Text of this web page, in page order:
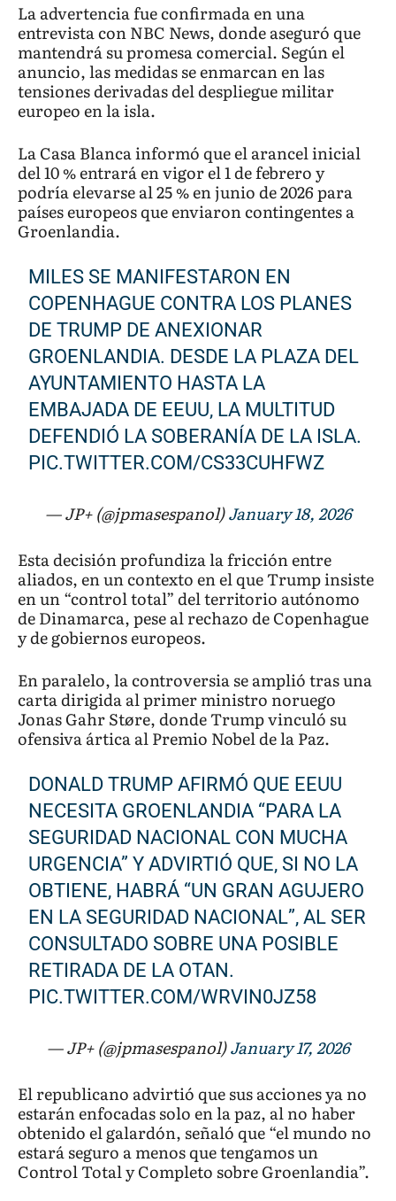
La advertencia fue confirmada en una
entrevista con NBC News, donde aseguró que
mantendrá su promesa comercial. Según el
anuncio, las medidas se enmarcan en las
tensiones derivadas del despliegue militar
europeo en la isla.
La Casa Blanca informó que el arancel inicial
del 10 % entrará en vigor el 1 de febrero y
podría elevarse al 25 % en junio de 2026 para
países europeos que enviaron contingentes a
Groenlandia.
MILES SE MANIFESTARON EN
COPENHAGUE CONTRA LOS PLANES
DE TRUMP DE ANEXIONAR
GROENLANDIA. DESDE LA PLAZA DEL
AYUNTAMIENTO HASTA LA
EMBAJADA DE EEUU, LA MULTITUD
DEFENDIÓ LA SOBERANÍA DE LA ISLA.
PIC.TWITTER.COM/CS33CUHFWZ
— JP+ (@jpmasespanol)January 18, 2026
Esta decisión profundiza la fricción entre
aliados, en un contexto en el que Trump insiste
en un “control total” del territorio autónomo
de Dinamarca, pese al rechazo de Copenhague
y de gobiernos europeos.
En paralelo, la controversia se amplió tras una
carta dirigida al primer ministro noruego
Jonas Gahr Støre, donde Trump vinculó su
ofensiva ártica al Premio Nobel de la Paz.
DONALD TRUMP AFIRMÓ QUE EEUU
NECESITA GROENLANDIA “PARA LA
SEGURIDAD NACIONAL CON MUCHA
URGENCIA” Y ADVIRTIÓ QUE, SI NO LA
OBTIENE, HABRÁ “UN GRAN AGUJERO
EN LA SEGURIDAD NACIONAL”, AL SER
CONSULTADO SOBRE UNA POSIBLE
RETIRADA DE LA OTAN.
PIC.TWITTER.COM/WRVIN0JZ58
— JP+ (@jpmasespanol)January 17, 2026
El republicano advirtió que sus acciones ya no
estarán enfocadas solo en la paz, al no haber
obtenido el galardón, señaló que “el mundo no
estará seguro a menos que tengamos un
Control Total y Completo sobre Groenlandia”.